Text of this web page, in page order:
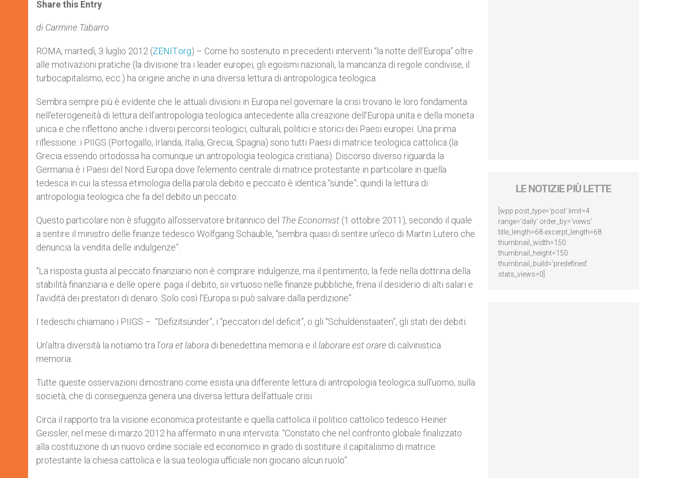
s
p
p
e
g
e
b
o
k
r
Share this Entry
di Carmine Tabarro
ROMA, martedì, 3 luglio 2012 (ZENIT.org) – Come ho sostenuto in precedenti interventi “la notte dell’Europa” oltre
alle motivazioni pratiche (la divisione tra i leader europei, gli egoismi nazionali, la mancanza di regole condivise, il
turbocapitalismo, ecc.) ha origine anche in una diversa lettura di antropologica teologica.
Sembra sempre più è evidente che le attuali divisioni in Europa nel governare la crisi trovano le loro fondamenta
nell’eterogeneità di lettura dell’antropologia teologica antecedente alla creazione dell’Europa unita e della moneta
unica e che riflettono anche i diversi percorsi teologici, culturali, politici e storici dei Paesi europei. Una prima
riflessione: i PIIGS (Portogallo, Irlanda, Italia, Grecia, Spagna) sono tutti Paesi di matrice teologica cattolica (la
Grecia essendo ortodossa ha comunque un antropologia teologica cristiana). Discorso diverso riguarda la
Germania è i Paesi del Nord Europa dove l’elemento centrale di matrice protestante in particolare in quella
tedesca in cui la stessa etimologia della parola debito e peccato è identica “sünde”; quindi la lettura di
antropologia teologica che fa del debito un peccato.
Questo particolare non è sfuggito all’osservatore britannico del The Economist (1 ottobre 2011), secondo il quale
a sentire il ministro delle finanze tedesco Wolfgang Schäuble, “sembra quasi di sentire un’eco di Martin Lutero che
denuncia la vendita delle indulgenze”.
“La risposta giusta al peccato finanziario non è comprare indulgenze, ma il pentimento, la fede nella dottrina della
stabilità finanziaria e delle opere: paga il debito, sii virtuoso nelle finanze pubbliche, frena il desiderio di alti salari e
l’avidità dei prestatori di denaro. Solo così l’Europa si può salvare dalla perdizione”.
I tedeschi chiamano i PIIGS – “Defizitsünder”, i “peccatori del deficit”, o gli “Schuldenstaaten”, gli stati dei debiti.
Un’altra diversità la notiamo tra l’ora et labora di benedettina memoria e il laborare est orare di calvinistica
memoria.
Tutte queste osservazioni dimostrano come esista una differente lettura di antropologia teologica sull’uomo, sulla
società, che di conseguenza genera una diversa lettura dell’attuale crisi.
Circa il rapporto tra la visione economica protestante e quella cattolica il politico cattolico tedesco Heiner
Geissler, nel mese di marzo 2012 ha affermato in una intervista: “Constato che nel confronto globale finalizzato
alla costituzione di un nuovo ordine sociale ed economico in grado di sostituire il capitalismo di matrice
protestante la chiesa cattolica e la sua teologia ufficiale non giocano alcun ruolo”.
LE NOTIZIE PIÙ LETTE
[wpp post_type='post' limit=4
range='daily' order_by='views'
title_length=68 excerpt_length=68
thumbnail_width=150
thumbnail_height=150
thumbnail_build='predefined'
stats_views=0]